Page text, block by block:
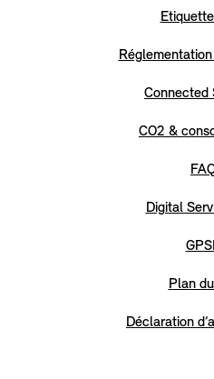
Connected
CO2 &
Digital
Plan
Déclaration